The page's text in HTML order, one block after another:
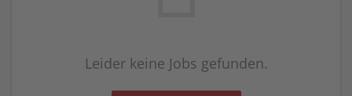
Leider keine Jobs gefunden.